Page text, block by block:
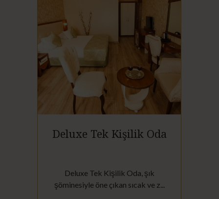
Deluxe Tek Kişilik Oda
Deluxe Tek Kişilik Oda, şık
şöminesiyle öne çıkan sıcak ve z...